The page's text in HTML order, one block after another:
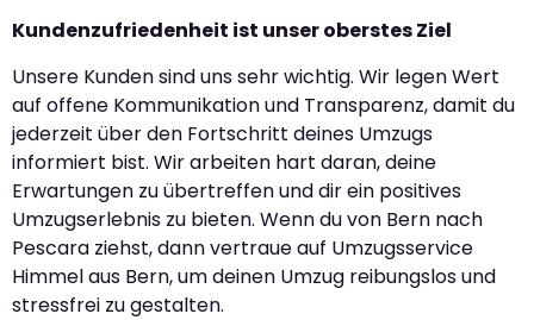
Kundenzufriedenheit ist unser oberstes Ziel
Unsere Kunden sind uns sehr wichtig. Wir legen Wert
auf offene Kommunikation und Transparenz, damit du
jederzeit über den Fortschritt deines Umzugs
informiert bist. Wir arbeiten hart daran, deine
Erwartungen zu übertreffen und dir ein positives
Umzugserlebnis zu bieten. Wenn du von Bern nach
Pescara ziehst, dann vertraue auf Umzugsservice
Himmel aus Bern, um deinen Umzug reibungslos und
stressfrei zu gestalten.